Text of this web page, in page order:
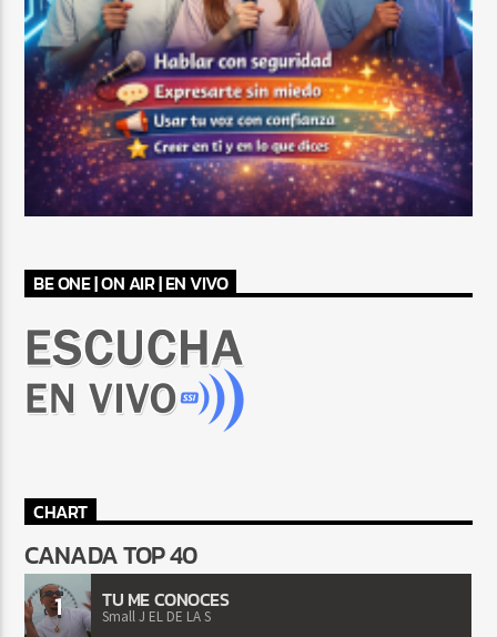
BE ONE | ON AIR | EN VIVO
CHART
CANADA TOP 40
1 TU ME CONOCES
Small J EL DE LA S